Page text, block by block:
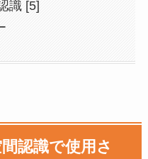
識 [5]
認識で使用さ